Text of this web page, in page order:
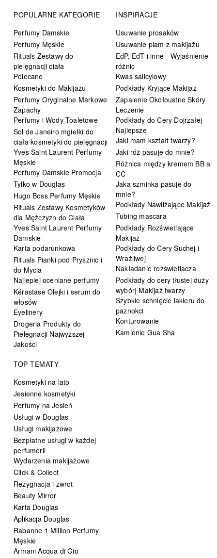
POPULARNE KATEGORIE
Perfumy Damskie
Perfumy Męskie
Rituals Zestawy do
pielęgnacji ciała
Polecane
Kosmetyki do Makijażu
Perfumy Oryginalne Markowe
Zapachy
Perfumy i Wody Toaletowe
Sol de Janeiro mgiełki do
ciała kosmetyki do pielęgnacji
Yves Saint Laurent Perfumy
Męskie
Perfumy Damskie Promocja
Tylko w Douglas
Hugo Boss Perfumy Męskie
Rituals Zestawy Kosmetyków
dla Mężczyzn do Ciała
Yves Saint Laurent Perfumy
Damskie
Karta podarunkowa
Rituals Pianki pod Prysznic i
do Mycia
Najlepiej oceniane perfumy
Kérastase Olejki i serum do
włosów
Eyelinery
Drogeria Produkty do
Pielęgnacji Najwyższej
Jakości
INSPIRACJE
Usuwanie prosaków
Usuwanie plam z makijażu
EdP, EdT i inne - Wyjaśnienie
różnic
Kwas salicylowy
Podkłady Kryjące Makijaż
Zapalenie Okołoustne Skóry
Leczenie
Podkłady do Cery Dojrzałej
Najlepsze
Jaki mam kształt twarzy?
Jaki róż pasuje do mnie?
Różnica między kremem BB a
CC
Jaka szminka pasuje do
mnie?
Podkłady Nawilżające Makijaż
Tubing mascara
Podkłady Rozświetlające
Makijaż
Podkłady do Cery Suchej i
Wrażliwej
Nakładanie rozświetlacza
Podkłady do cery tłustej duży
wybór| Makijaż twarzy
Szybkie schnięcie lakieru do
paznokci
Konturowanie
Kamienie Gua Sha
TOP TEMATY
Kosmetyki na lato
Jesienne kosmetyki
Perfumy na Jesień
Usługi w Douglas
Usługi makijażowe
Bezpłatne usługi w każdej
perfumerii
Wydarzenia makijażowe
Click & Collect
Rezygnacja i zwrot
Beauty Mirror
Karta Douglas
Aplikacja Douglas
Rabanne 1 Million Perfumy
Męskie
Armani Acqua di Gio